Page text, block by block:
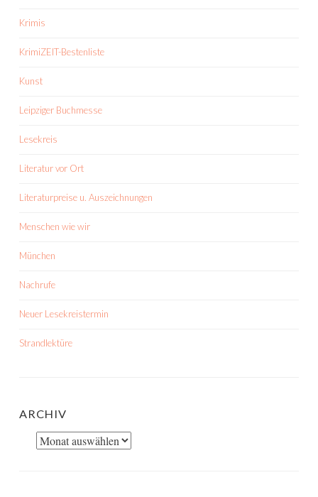
Krimis
KrimiZEIT-Bestenliste
Kunst
Leipziger Buchmesse
Lesekreis
Literatur vor Ort
Literaturpreise u. Auszeichnungen
Menschen wie wir
München
Nachrufe
Neuer Lesekreistermin
Strandlektüre
ARCHIV
Archiv